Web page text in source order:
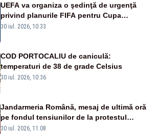
UEFA va organiza o şedinţă de urgenţă
privind planurile FIFA pentru Cupa
Mondială
30 iul. 2026, 10:33
COD PORTOCALIU de caniculă:
temperaturi de 38 de grade Celsius
30 iul. 2026, 10:36
Jandarmeria Română, mesaj de ultimă oră
pe fondul tensiunilor de la protestul
masiv al fermierilor - VIDEO
30 iul. 2026, 11:08